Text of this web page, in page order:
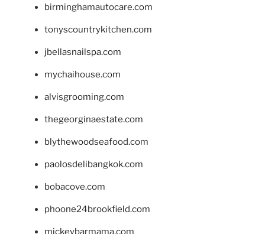
birminghamautocare.com
tonyscountrykitchen.com
jbellasnailspa.com
mychaihouse.com
alvisgrooming.com
thegeorginaestate.com
blythewoodseafood.com
paolosdelibangkok.com
bobacove.com
phoone24brookfield.com
mickeybarmama.com